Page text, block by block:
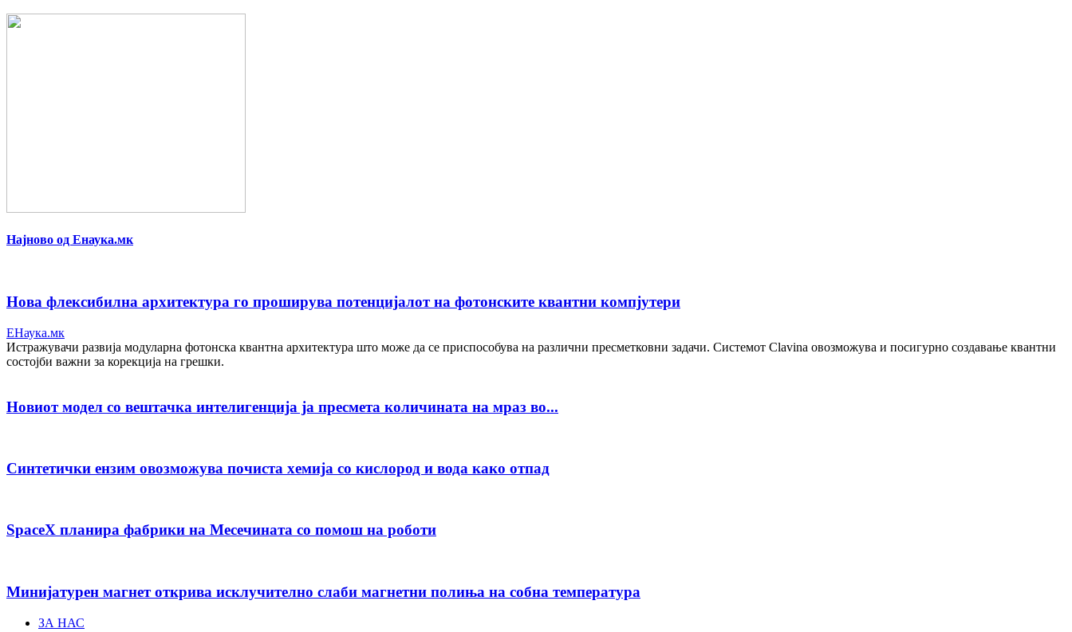
Најново од Енаука.мк
Нова флексибилна архитектура го проширува потенцијалот на фотонските квантни компјутери
ЕНаука.мк
Истражувачи развија модуларна фотонска квантна архитектура што може да се приспособува на различни пресметковни задачи. Системот Clavina овозможува и посигурно создавање квантни
состојби важни за корекција на грешки.
Новиот модел со вештачка интелигенција ја пресмета количината на мраз во...
Синтетички ензим овозможува почиста хемија со кислород и вода како отпад
SpaceX планира фабрики на Месечината со помош на роботи
Минијатурен магнет открива исклучително слаби магнетни полиња на собна температура
ЗА НАС